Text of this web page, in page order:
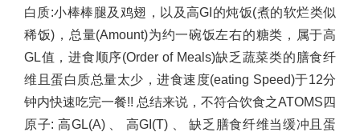
白质:小棒棒腿及鸡翅，以及高GI的炖饭(煮的软烂类似
稀饭)，总量(Amount)为约一碗饭左右的糖类，属于高
GL值，进食顺序(Order of Meals)缺乏蔬菜类的膳食纤
维且蛋白质总量太少，进食速度(eating Speed)于12分
钟内快速吃完一餐!! 总结来说，不符合饮食之ATOMS四
原子: 高GL(A)
高GI(T)
缺乏膳食纤维当缓冲且蛋